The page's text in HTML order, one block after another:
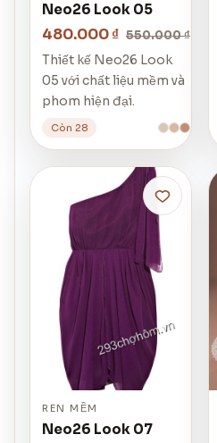
Neo26 Look 05
480.000 ₫ 550.000 ₫
Thiết kế Neo26 Look
05 với chất liệu mềm và
phom hiện đại.
Còn 28
REN MỀM
Neo26 Look 07